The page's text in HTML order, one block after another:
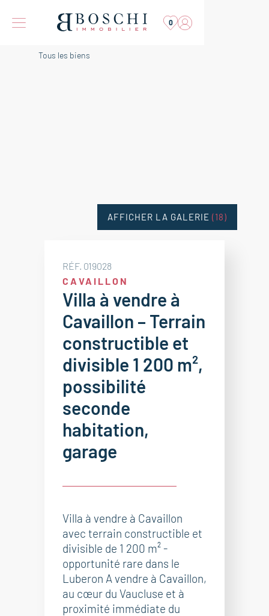
0
Tous les biens
RÉF. 019028
CAVAILLON
Villa à vendre à
Cavaillon – Terrain
constructible et
divisible 1 200 m²,
possibilité
seconde
habitation,
garage
Villa à vendre à Cavaillon
avec terrain constructible et
divisible de 1 200 m² -
opportunité rare dans le
Luberon A vendre à Cavaillon,
au cœur du Vaucluse et à
proximité immédiate du
AFFICHER LA GALERIE (18)